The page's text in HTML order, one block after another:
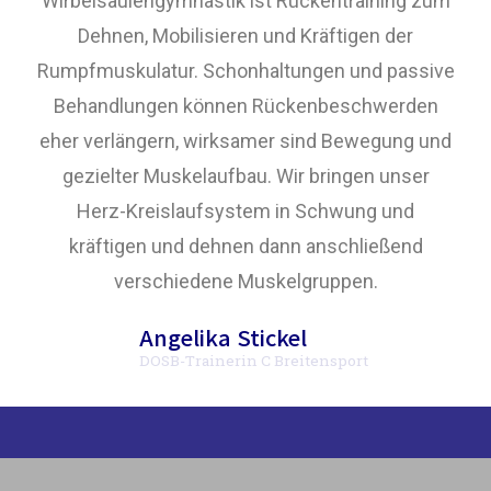
Dehnen, Mobilisieren und Kräftigen der
Rumpfmuskulatur. Schonhaltungen und passive
Behandlungen können Rückenbeschwerden
eher verlängern, wirksamer sind Bewegung und
gezielter Muskelaufbau. Wir bringen unser
Herz-Kreislaufsystem in Schwung und
kräftigen und dehnen dann anschließend
verschiedene Muskelgruppen.
Angelika Stickel
DOSB-Trainerin C Breitensport